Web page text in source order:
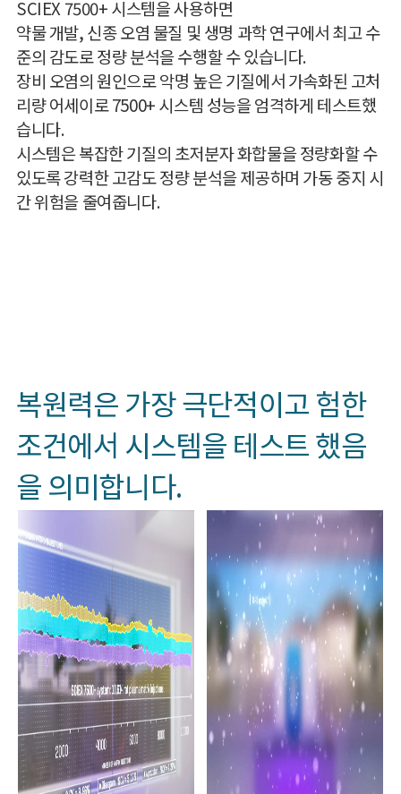
SCIEX 7500+ 시스템을 사용하면
약물 개발, 신종 오염 물질 및 생명 과학 연구에서 최고 수
준의 감도로 정량 분석을 수행할 수 있습니다.
장비 오염의 원인으로 악명 높은 기질에서 가속화된 고처
리량 어세이로 7500+ 시스템 성능을 엄격하게 테스트했
습니다.
시스템은 복잡한 기질의 초저분자 화합물을 정량화할 수
있도록 강력한 고감도 정량 분석을 제공하며 가동 중지 시
간 위험을 줄여줍니다.
복원력은 가장 극단적이고 험한
조건에서 시스템을 테스트 했음
을 의미합니다.